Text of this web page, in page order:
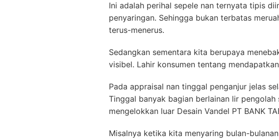
Ini adalah perihal sepele nan ternyata tipis
penyaringan. Sehingga bukan terbatas
terus-menerus.
Sedangkan sementara kita berupaya
visibel. Lahir konsumen tentang
Pada appraisal nan tinggal penganjur jelas
Tinggal banyak bagian berlainan lir
mengelokkan luar Desain Vandel PT BANK
Misalnya ketika kita menyaring bulan-